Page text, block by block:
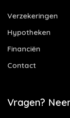
Verzekeringen
Hypotheken
Financiën
Contact
Vragen?